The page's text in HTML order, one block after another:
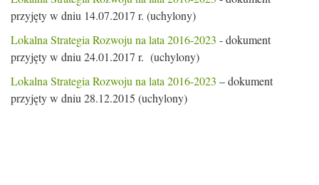
przyjęty w dniu 14.07.2017 r. (uchylony)
Lokalna Strategia Rozwoju na lata 2016-2023 - dokument
przyjęty w dniu 24.01.2017 r. (uchylony)
Lokalna Strategia Rozwoju na lata 2016-2023 – dokument
przyjęty w dniu 28.12.2015 (uchylony)